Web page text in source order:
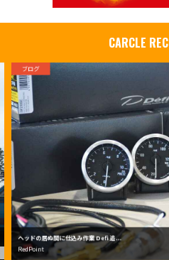
CARCLE
ブログ
ヘッドの居ぬ間に仕込み作業 Defi 追...
RedPoint